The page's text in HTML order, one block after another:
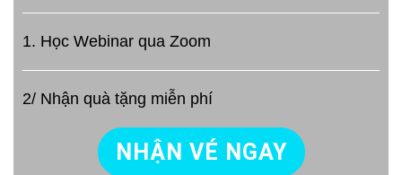
1. Học Webinar qua Zoom
2/ Nhận quà tặng miễn phí
NHẬN VÉ NGAY